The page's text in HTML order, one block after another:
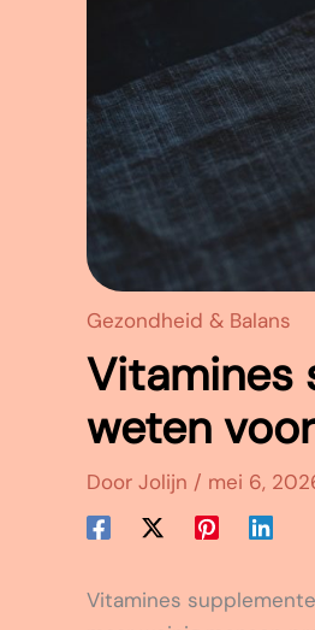
Gezondheid & Balans
Vitamines
weten
Door Jolijn / mei 6,
Vitamines